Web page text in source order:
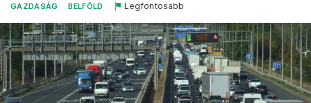
GAZDASÁG BELFÖLD Legfontosabb